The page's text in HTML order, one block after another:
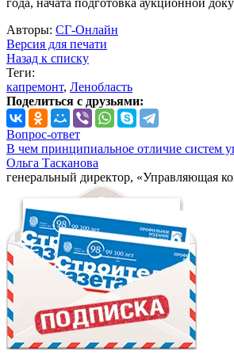
года, начата подготовка аукционной
Авторы: СГ-Онлайн
Версия для печати
Назад к списку
Теги:
капремонт, Ленобласть
Поделиться с друзьями:
Вопрос-ответ
В чем принципиальное отличие систем
Ольга Тасканова
генеральный директор, «Управляющая